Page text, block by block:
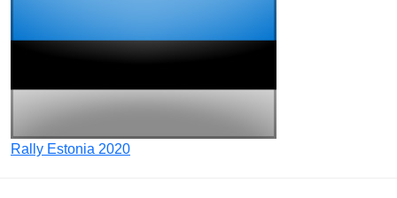
Rally Estonia 2020